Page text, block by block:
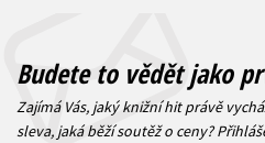
Budete to vědět jako
Zajímá Vás, jaký knižní hit právě
sleva, jaká běží soutěž o ceny?